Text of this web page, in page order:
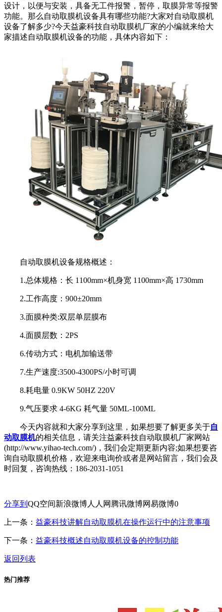
设计，以便与安装，具备无工件报警，暂停，取膜异常等报警
功能。那么自动取膜机设备具有哪些功能?大家对自动取膜机
设备了解多少?今天益豪科技自动取膜机厂家的小编就来给大
家描述自动取膜机设备的功能，具体内容如下：
自动取膜机设备规格概述：
1.总体规格：长 1100mm×机身宽 1100mm×高 1730mm
2.工作高度：900±20mm
3.面膜种类:双层单层膜布
4.面膜层数：2PS
6.传动方式：电机加输送带
7.生产速度:3500-4300PS/小时可调
8.耗电量 0.9KW 50HZ 220V
9.气压要求 4-6KG 耗气量 50ML-100ML
今天内容就和大家分享到这里，如果想要了解更多关于自
动取膜机的相关信息，请关注益豪科技自动取膜机厂家网站
(http://www.yihao-tech.com/)，我们会定期更新内容;如果想要咨
询自动取膜机价格，欢迎来电询价或者是网站留言，我们会及
时回复，咨询热线：186-2031-1051
分享到 QQ空间新浪微博人人网 腾讯微博网易微博0
上一条： 益豪科技讲解自动取膜机在操作运行中的注意事项
下一条： 益豪科技概述自动取膜机设备的控制功能
返回列表
热门推荐